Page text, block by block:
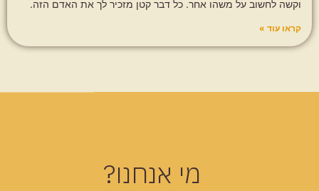
וקשה לחשוב על משהו אחר. כל דבר קטן מזכיר לך את האדם הזה.
קראו עוד »
מי אנחנו?